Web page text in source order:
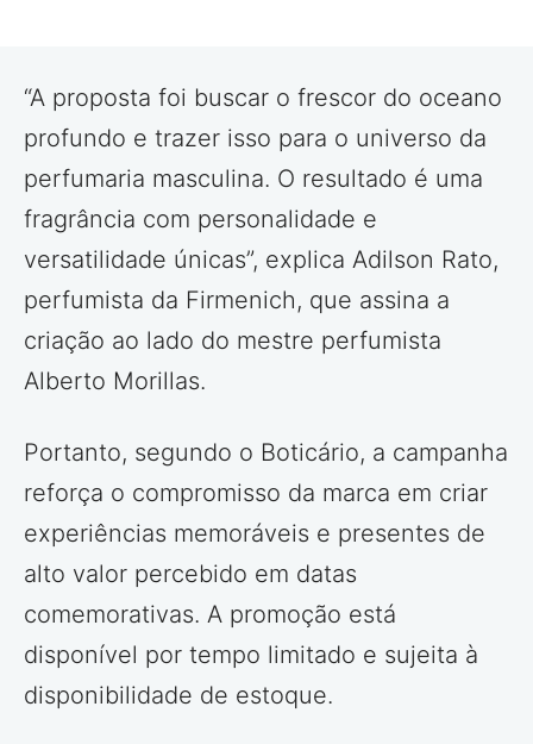
“A proposta foi buscar o frescor do oceano
profundo e trazer isso para o universo da
perfumaria masculina. O resultado é uma
fragrância com personalidade e
versatilidade únicas”, explica Adilson Rato,
perfumista da Firmenich, que assina a
criação ao lado do mestre perfumista
Alberto Morillas.
Portanto, segundo o Boticário, a campanha
reforça o compromisso da marca em criar
experiências memoráveis e presentes de
alto valor percebido em datas
comemorativas. A promoção está
disponível por tempo limitado e sujeita à
disponibilidade de estoque.